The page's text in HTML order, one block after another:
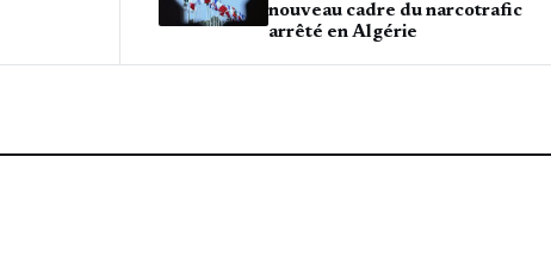
nouveau cadre du narcotrafic
arrêté en Algérie